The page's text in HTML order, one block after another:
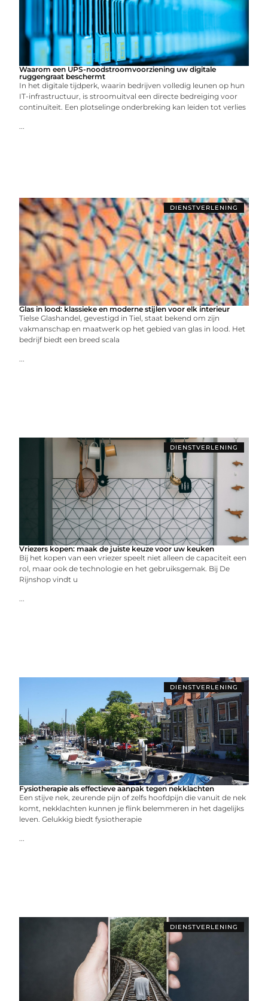
Waarom een UPS-noodstroomvoorziening uw digitale
ruggengraat beschermt
In het digitale tijdperk, waarin bedrijven volledig leunen op hun
IT-infrastructuur, is stroomuitval een directe bedreiging voor
continuïteit. Een plotselinge onderbreking kan leiden tot verlies
...
DIENSTVERLENING
Glas in lood: klassieke en moderne stijlen voor elk interieur
Tielse Glashandel, gevestigd in Tiel, staat bekend om zijn
vakmanschap en maatwerk op het gebied van glas in lood. Het
bedrijf biedt een breed scala
...
DIENSTVERLENING
Vriezers kopen: maak de juiste keuze voor uw keuken
Bij het kopen van een vriezer speelt niet alleen de capaciteit een
rol, maar ook de technologie en het gebruiksgemak. Bij De
Rijnshop vindt u
...
DIENSTVERLENING
Fysiotherapie als effectieve aanpak tegen nekklachten
Een stijve nek, zeurende pijn of zelfs hoofdpijn die vanuit de nek
komt, nekklachten kunnen je flink belemmeren in het dagelijks
leven. Gelukkig biedt fysiotherapie
...
DIENSTVERLENING